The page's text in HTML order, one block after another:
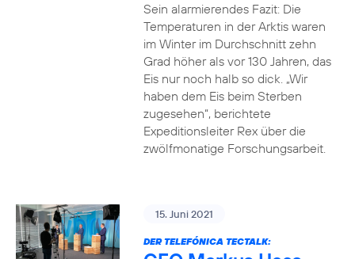
Sein alarmierendes Fazit: Die
Temperaturen in der Arktis waren
im Winter im Durchschnitt zehn
Grad höher als vor 130 Jahren, das
Eis nur noch halb so dick. „Wir
haben dem Eis beim Sterben
zugesehen“, berichtete
Expeditionsleiter Rex über die
zwölfmonatige Forschungsarbeit.
15. Juni 2021
DER TELEFÓNICA TECTALK: